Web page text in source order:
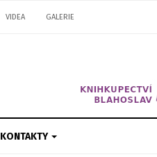
VIDEA GALERIE
KONTAKTY